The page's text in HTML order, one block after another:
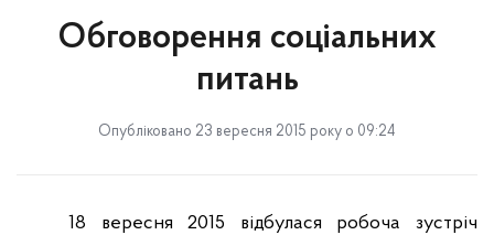
Обговорення соціальних
питань
Опубліковано 23 вересня 2015 року о 09:24
18 вересня 2015 відбулася робоча зустріч